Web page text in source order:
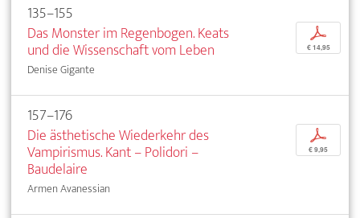
135–155
Das Monster im Regenbogen. Keats
und die Wissenschaft vom Leben
Denise Gigante
p
€ 14,95
157–176
Die ästhetische Wiederkehr des
Vampirismus. Kant – Polidori –
Baudelaire
Armen Avanessian
p
€ 9,95